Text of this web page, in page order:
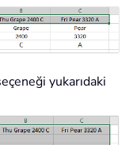
yukarıdaki